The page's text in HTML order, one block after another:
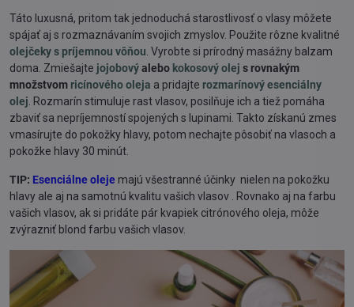
Táto luxusná, pritom tak jednoduchá starostlivosť o vlasy môžete
spájať aj s rozmaznávaním svojich zmyslov. Použite rôzne kvalitné
olejčeky s príjemnou vôňou . Vyrobte si prírodný masážny balzam
doma. Zmiešajte jojobovýalebo kokosový olej s rovnakým
množstvom ricínového oleja a pridajte rozmarínový esenciálny
olej . Rozmarín stimuluje rast vlasov, posilňuje ich a tiež pomáha
zbaviť sa nepríjemností spojených s lupinami. Takto získanú zmes
vmasírujte do pokožky hlavy, potom nechajte pôsobiť na vlasoch a
pokožke hlavy 30 minút.
TIP: Esenciálne oleje majú všestranné účinky nielen na pokožku
hlavy ale aj na samotnú kvalitu vašich vlasov . Rovnako aj na farbu
vašich vlasov, ak si pridáte pár kvapiek citrónového oleja, môže
zvýrazniť blond farbu vašich vlasov.